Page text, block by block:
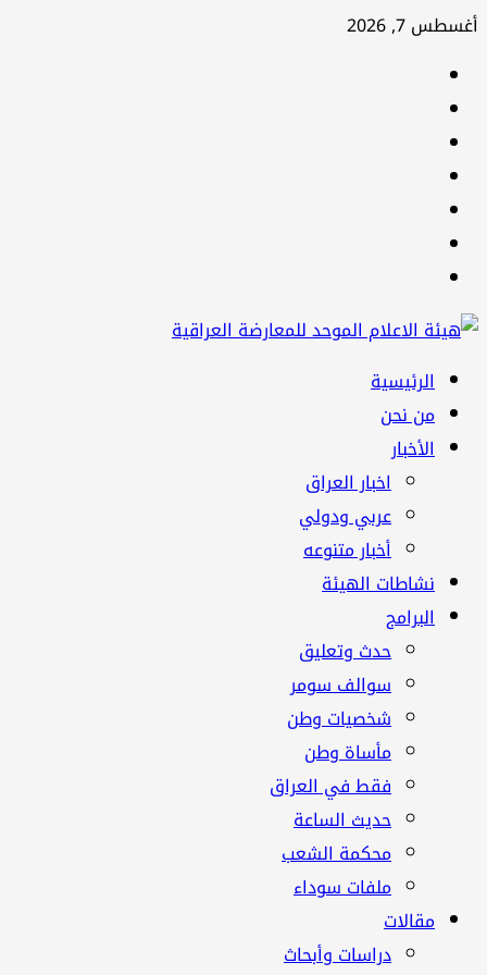
تخطي
أغسطس 7, 2026
القائمة
الرئيسية
الرئيسية
من نحن
الأخبار
اخبار العراق
عربي ودولي
أخبار متنوعه
نشاطات الهيئة
البرامج
حدث وتعليق
سوالف سومر
شخصيات وطن
مأساة وطن
فقط في العراق
حديث الساعة
محكمة الشعب
ملفات سوداء
مقالات
دراسات وأبحاث